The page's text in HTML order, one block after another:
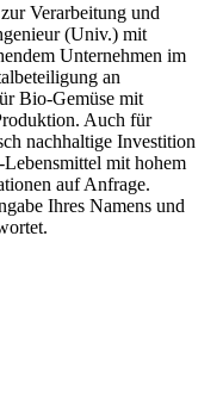
Verarbeitung und
(Univ.) mit
Unternehmen im
an
Bio-Gemüse mit
Auch für
nachhaltige Investition
mit hohem
auf Anfrage.
Ihres Namens und